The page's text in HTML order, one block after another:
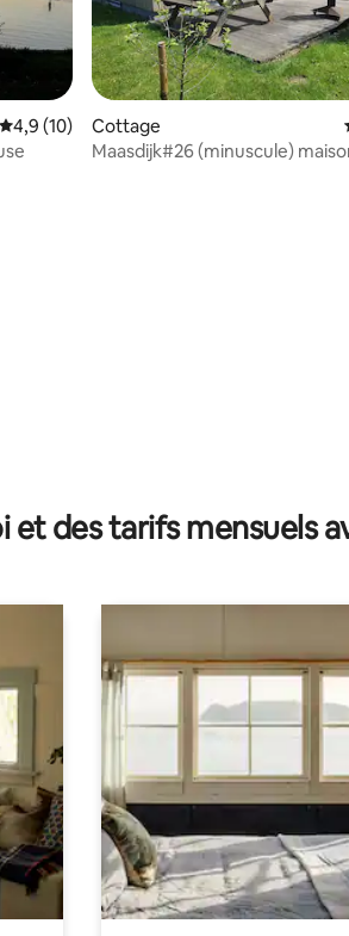
: 4,75 sur 5
Évaluation moyenne sur la base de 10
4,9 (10)
Cottage
Maasdijk#26 (minuscule)
et des tarifs mensuels